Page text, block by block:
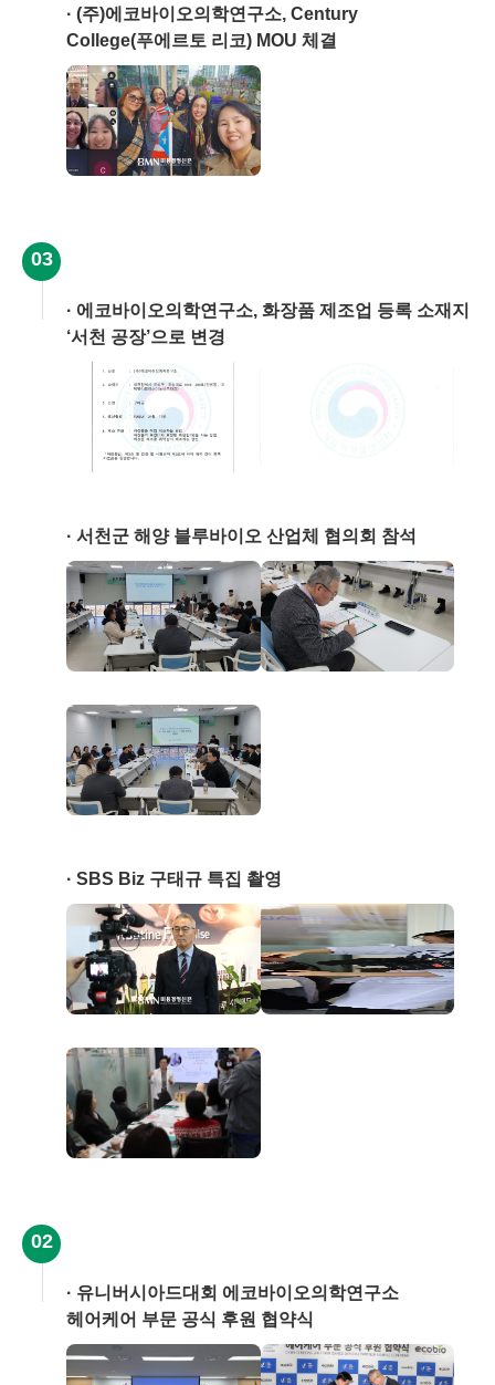
(주)에코바이오의학연구소, Century
College(푸에르토 리코) MOU 체결
03
에코바이오의학연구소, 화장품 제조업 등록 소재지
‘서천 공장’으로 변경
서천군 해양 블루바이오 산업체 협의회 참석
SBS Biz 구태규 특집 촬영
02
유니버시아드대회 에코바이오의학연구소
헤어케어 부문 공식 후원 협약식